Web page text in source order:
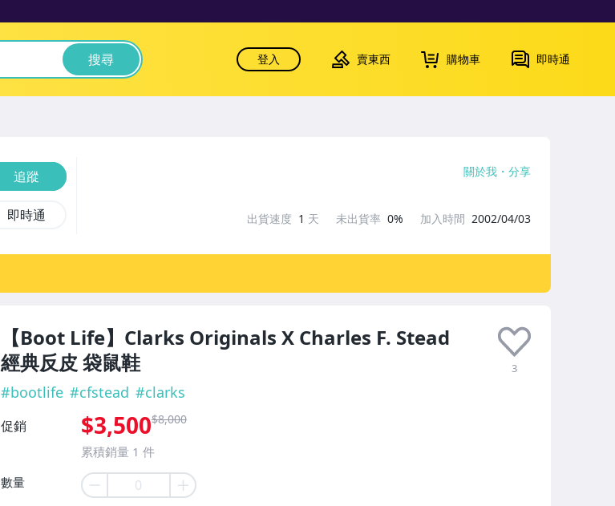
搜尋 登入 賣東西 購物車 即時通
【Boot Life】Clarks Originals X Charles F. Stead
經典反皮 袋鼠鞋
3
#bootlife #cfstead #clarks
促銷 $3,500$8,000
累積銷量 1 件
數量
追蹤
即時通
關於我 分享
出貨速度 1 天 未出貨率 0% 加入時間 2002/04/03